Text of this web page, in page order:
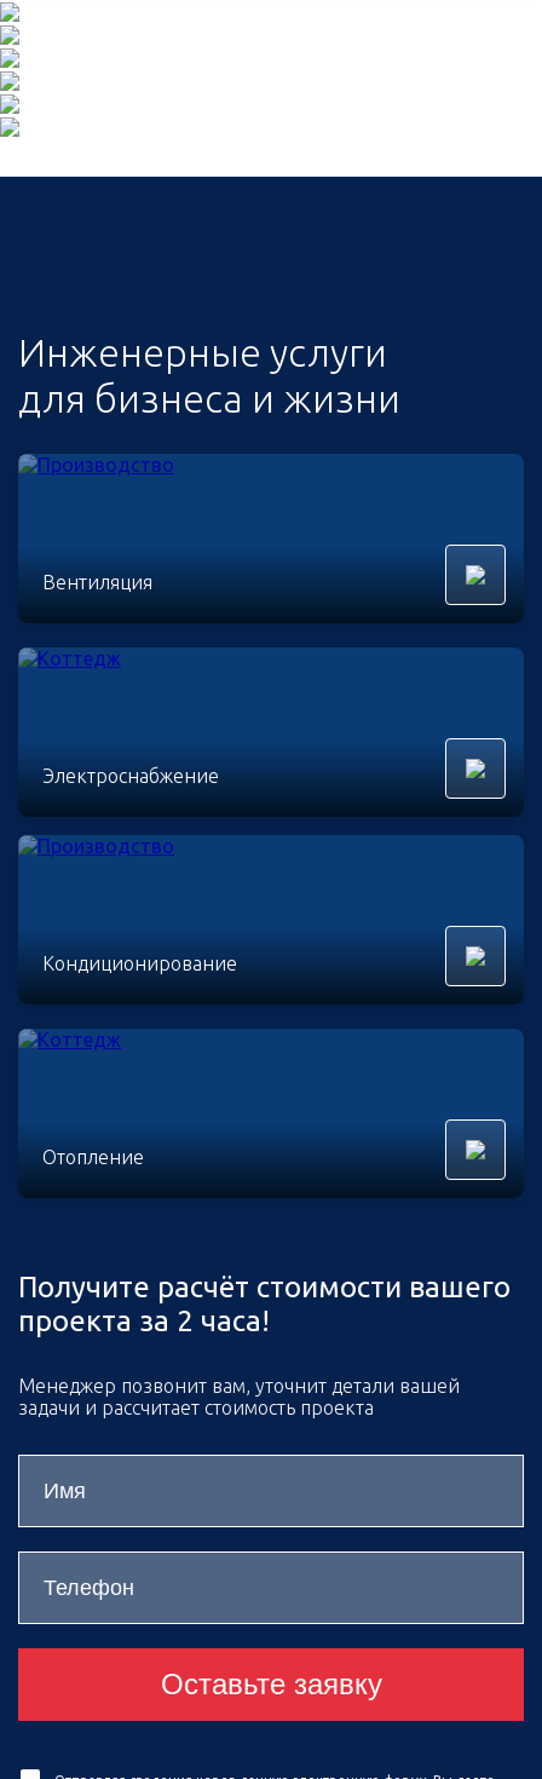
Инженерные услуги
для бизнеса и жизни
Вентиляция
Электроснабжение
Кондиционирование
Отопление
Получите расчёт стоимости вашего
проекта за 2 часа!
Менеджер позвонит вам, уточнит детали вашей
задачи и рассчитает стоимость проекта
Оставьте заявку